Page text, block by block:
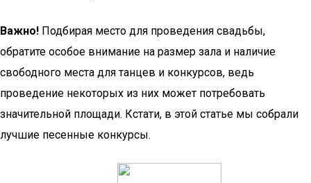
Важно! Подбирая место для проведения свадьбы,
обратите особое внимание на размер зала и наличие
свободного места для танцев и конкурсов, ведь
проведение некоторых из них может потребовать
значительной площади. Кстати, в этой статье мы собрали
лучшие песенные конкурсы.